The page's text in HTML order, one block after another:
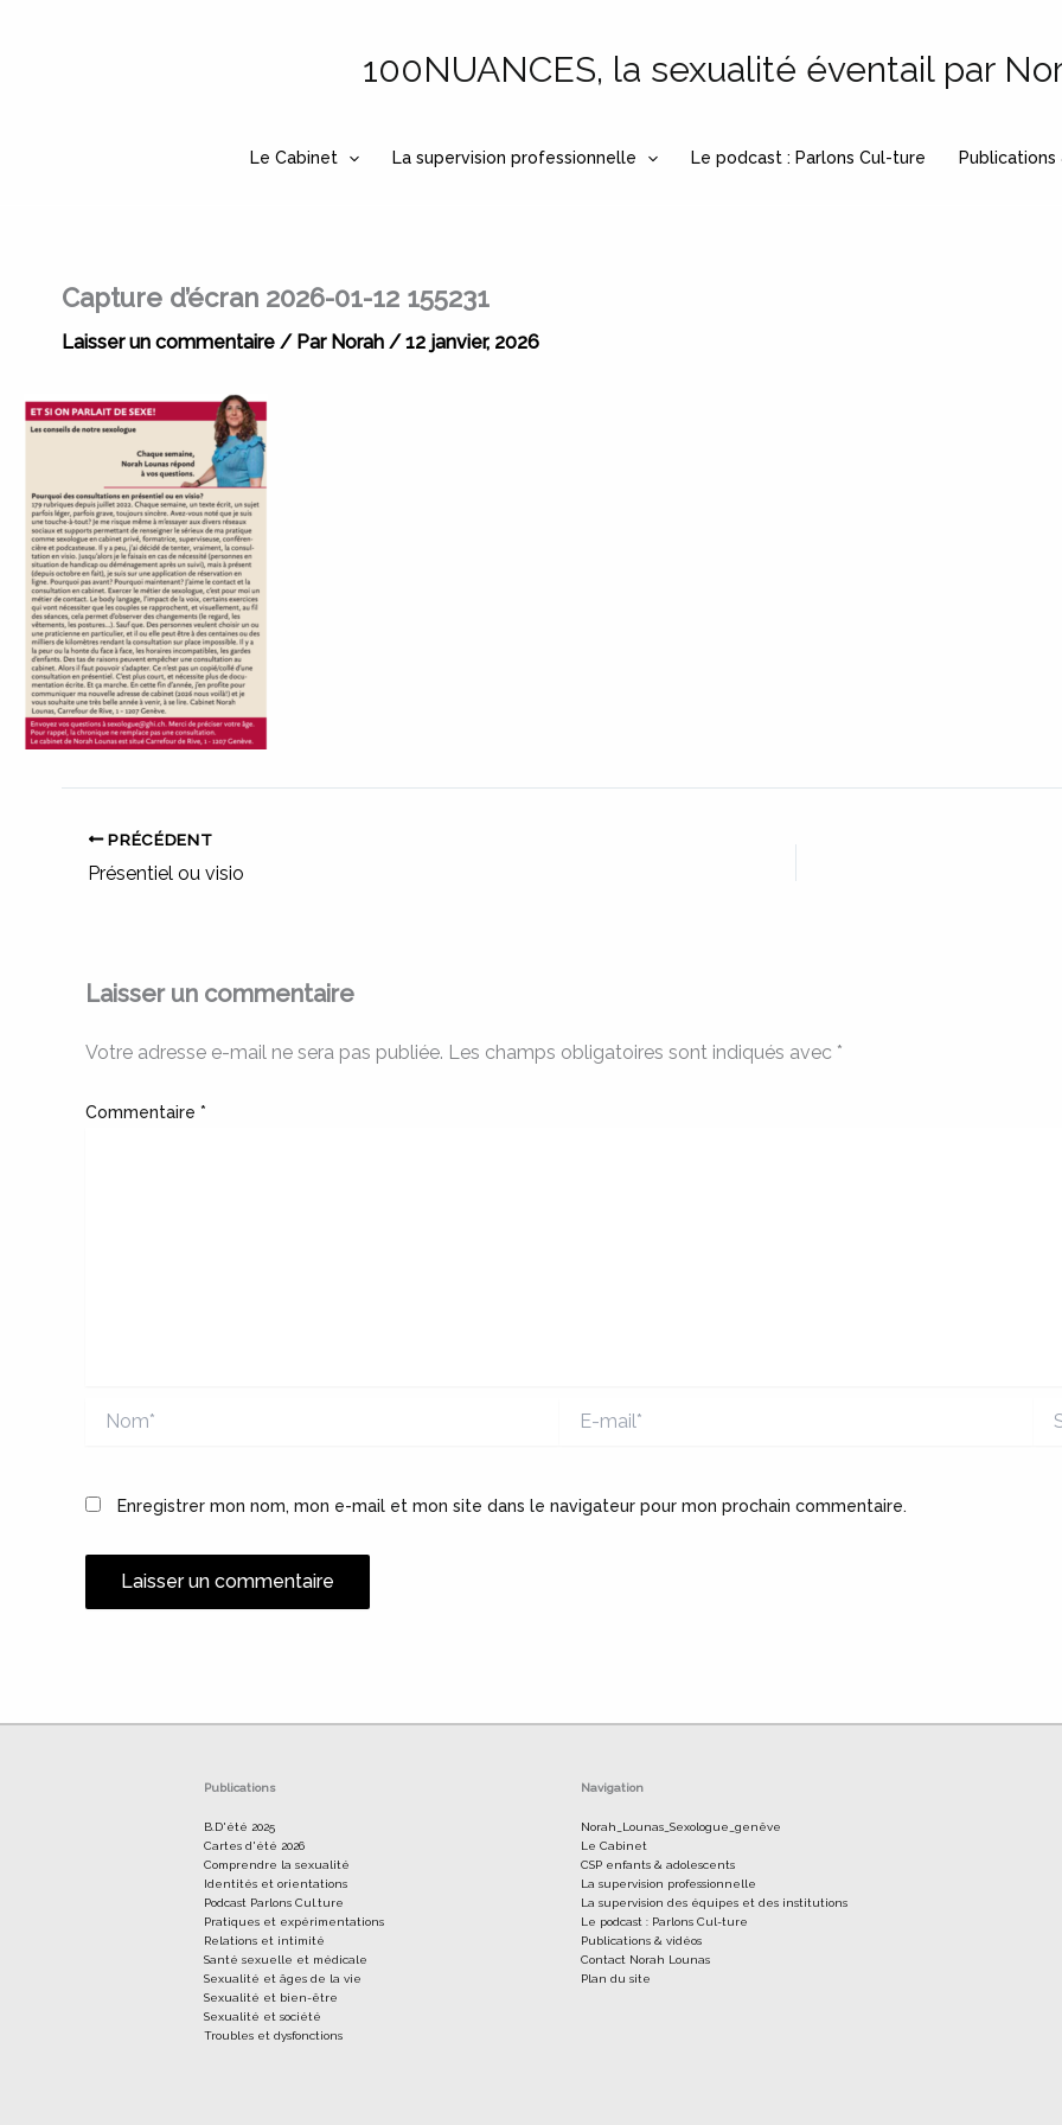
100NUANCES, la sexualité éventail par
Le Cabinet La supervision professionnelle Le podcast : Parlons Cul-ture
Capture d’écran 2026-01-12 155231
Laisser un commentaire / Par Norah / 12 janvier, 2026
PRÉCÉDENT
Présentiel ou visio
Laisser un commentaire
Votre adresse e-mail ne sera pas publiée. Les champs obligatoires sont indiqués avec *
Commentaire *
mail*
Enregistrer mon nom, mon e-mail et mon site dans le navigateur pour mon prochain commentaire.
Publications
B.D'été 2025
Cartes d'été 2026
Comprendre la sexualité
Identités et orientations
Podcast Parlons Cul.ture
Pratiques et expérimentations
Relations et intimité
Santé sexuelle et médicale
Sexualité et âges de la vie
Sexualité et bien-être
Sexualité et société
Troubles et dysfonctions
Navigation
Norah_Lounas_Sexologue_genêve
Le Cabinet
CSP enfants & adolescents
La supervision professionnelle
La supervision des équipes et des institutions
Le podcast : Parlons Cul-ture
Publications & vidéos
Contact Norah Lounas
Plan du site